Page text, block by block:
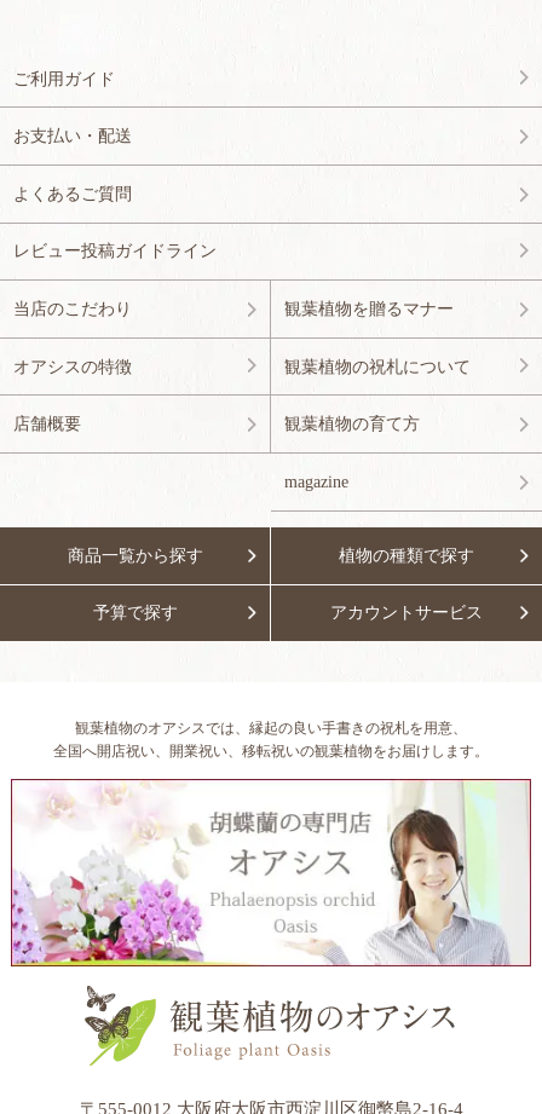
ご利用ガイド
お支払い・配送
よくあるご質問
レビュー投稿ガイドライン
当店のこだわり
オアシスの特徴
店舗概要
観葉植物を贈るマナー
観葉植物の祝札について
観葉植物の育て方
magazine
商品一覧から探す 植物の種類で探す
予算で探す アカウントサービス
観葉植物のオアシスでは、縁起の良い手書きの祝札を用意、
全国へ開店祝い、開業祝い、移転祝いの観葉植物をお届けします。
〒555-0012 大阪府大阪市西淀川区御幣島2-16-4